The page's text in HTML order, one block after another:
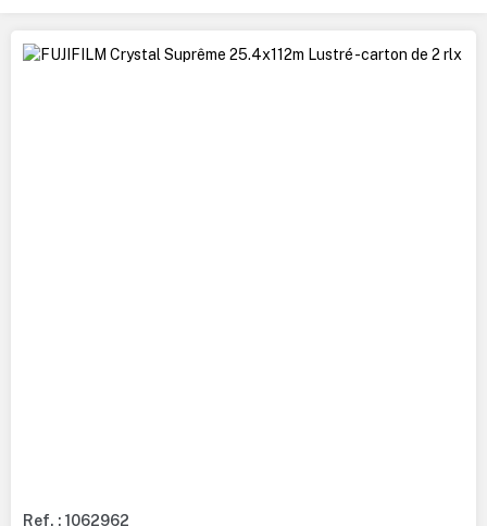
Ignorer la galerie d'images
Ref. : 1062962